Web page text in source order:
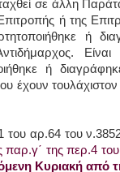
σε άλλη
ή της
ή
ή
έχουν
του αρ.64 του
παρ.γ΄ της περ.4
Κυριακή από